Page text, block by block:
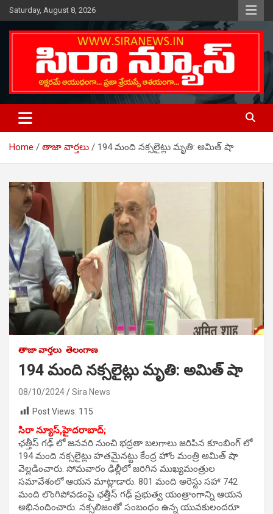
Skip
to
content
Saturday, August 8, 2026
SIRA NEWS
Telugu Online News Daily
Home తాజా వార్తలు 194 మంది నక్సలైట్లు మృతి: అమిత్ షా
తాజా వార్తలు తెలంగాణ
194 మంది నక్సలైట్లు మృతి: అమిత్ షా
08/10/2024
Sira News
Post Views: 115
సిరా న్యూస్,హైదరాబాద్;
ఛత్తీస్ గఢ్ లో జనవరి నుంచి భద్రతా బలగాలు జరిపిన కూంబింగ్ లో
194 మంది నక్సలైట్లు హతమైనట్టు కేంద్ర హోం మంత్రి అమిత్ షా
వెల్లడించారు. సోమవారం ఢిల్లీలో జరిగిన ముఖ్యమంత్రుల
సమావేశంలో ఆయన మాట్లాడారు. 801 మంది అరెస్టు సహా 742
మంది లొంగిపోవడంపై ఛత్తీస్ గఢ్ ప్రభుత్వ యంత్రాంగాన్ని ఆయన
అభినందించారు. నక్సలిజంతో సంబంధం ఉన్న యువకులందరూ